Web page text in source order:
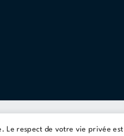
Le respect de votre vie privée